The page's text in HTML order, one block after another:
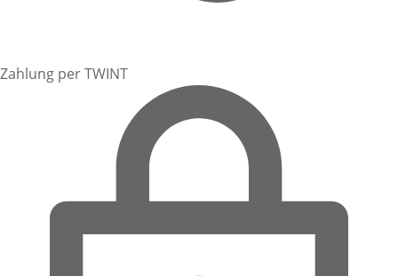
Zahlung per TWINT